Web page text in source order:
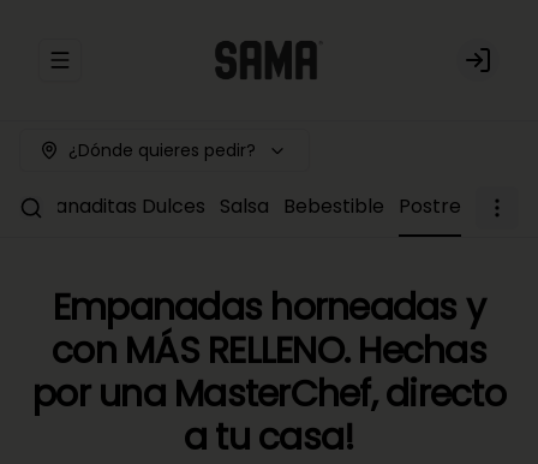
Abrir menu de navegación Login
¿Dónde quieres pedir?
Empanaditas Dulces Salsa Bebestible Postre
Empanadas horneadas y
con MÁS RELLENO. Hechas
por una MasterChef, directo
a tu casa!